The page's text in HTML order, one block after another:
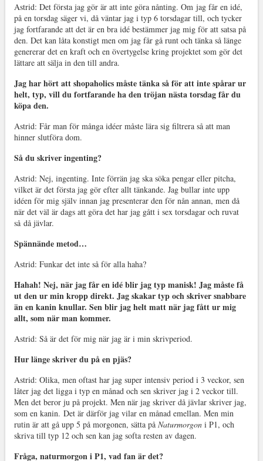
Astrid: Det första jag gör är att inte göra nånting. Om jag får en idé,
på en torsdag säger vi, då väntar jag i typ 6 torsdagar till, och tycker
jag fortfarande att det är en bra idé bestämmer jag mig för att satsa på
den. Det kan låta konstigt men om jag får gå runt och tänka så länge
genererar det en kraft och en övertygelse kring projektet som gör det
lättare att sälja in den till andra.
Jag har hört att shopaholics måste tänka så för att inte spårar ur
helt, typ, vill du fortfarande ha den tröjannästatorsdagfår du
köpa den.
Astrid: Får man för många idéer måste lära sig filtrera så att man
hinner slutföra dom.
Så du skriver ingenting?
Astrid: Nej, ingenting. Inte förrän jag ska söka pengar eller pitcha,
vilket är det första jag gör efter allt tänkande. Jag bullar inte upp
idéen för mig själv innan jag presenterar den för nån annan, men då
när det väl är dags att göra det har jag gått i sex torsdagar och ruvat
så då jävlar.
Spännände metod…
Astrid: Funkar det inte så för alla haha?
Hahah! Nej, när jag får en idé blir jag typ manisk! Jag måste få
ut den ur min kropp direkt. Jag skakar typ och skriver snabbare
än en kanin knullar. Sen blir jag helt matt när jag fått ur mig
allt, som när man kommer.
Astrid: Så är det för mig när jag är i min skrivperiod.
Hur länge skriver du på en pjäs?
Astrid: Olika, men oftast har jag super intensiv period i 3 veckor, sen
låter jag det ligga i typ en månad och sen skriver jag i 2 veckor till.
Men det beror ju på projekt. Men när jag skriver då jävlar skriver jag,
som en kanin. Det är därför jag vilar en månad emellan. Men min
rutin är att gå upp 5 på morgonen, sätta på Naturmorgoni P1, och
skriva till typ 12 och sen kan jag softa resten av dagen.
Fråga, naturmorgon i P1, vad fan är det?